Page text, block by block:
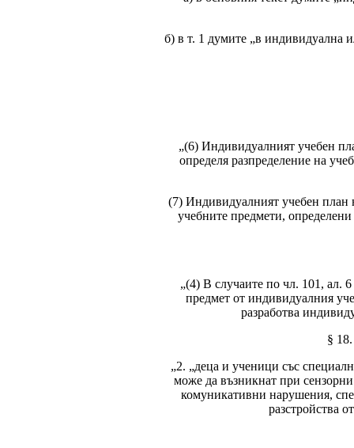
б) в т. 1 думите „в индивидуална
„(6) Индивидуалният учебен
определя разпределение на
(7) Индивидуалният учебен план
учебните предмети,
„(4) В случаите по чл. 101, ал.
предмет от индивидуалния
разработва
§
„2. „деца и ученици със
може да възникнат при
комуникативни нарушения,
разстройства